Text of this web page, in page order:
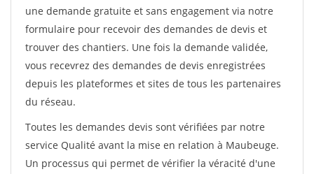
une demande gratuite et sans engagement via notre
formulaire pour recevoir des demandes de devis et
trouver des chantiers. Une fois la demande validée,
vous recevrez des demandes de devis enregistrées
depuis les plateformes et sites de tous les partenaires
du réseau.
Toutes les demandes devis sont vérifiées par notre
service Qualité avant la mise en relation à Maubeuge.
Un processus qui permet de vérifier la véracité d'une